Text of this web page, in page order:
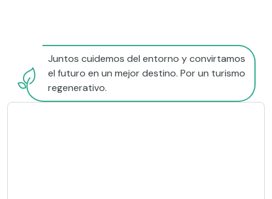
Juntos cuidemos del entorno y convirtamos
el futuro en un mejor destino. Por un turismo
regenerativo.